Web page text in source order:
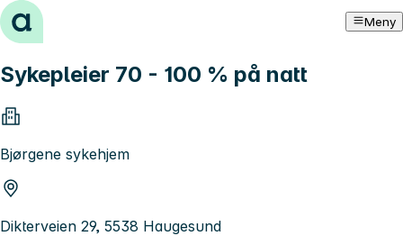
Hopp til innhold Meny
Sykepleier 70 - 100 % på natt
Bjørgene sykehjem
Dikterveien 29, 5538 Haugesund